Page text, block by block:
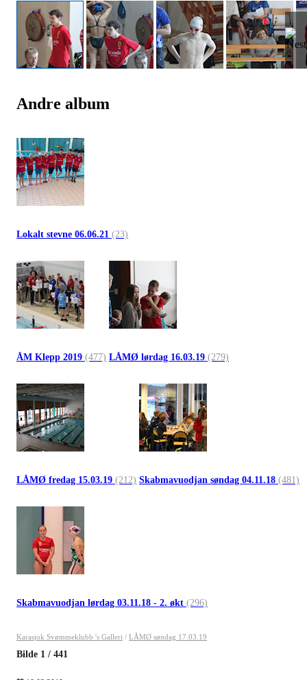
Andre album
Lokalt stevne 06.06.21 (23)
ÅM Klepp 2019 (477) LÅMØ lørdag 16.03.19 (279)
LÅMØ fredag 15.03.19 (212) Skabmavuodjan søndag 04.11.18 (481)
Skabmavuodjan lørdag 03.11.18 - 2. økt (296)
Karasjok Svømmeklubb 's Galleri / LÅMØ søndag 17.03.19
Bilde 1 / 441